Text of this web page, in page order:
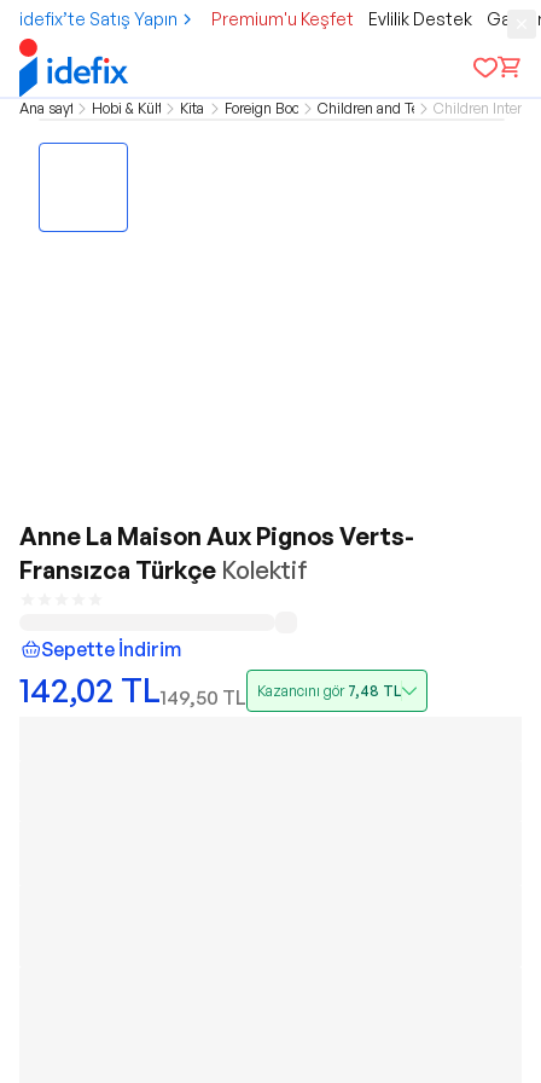
idefix’te Satış Yapın Premium'u Keşfet Evlilik Destek
Ana sayfa Hobi & Kültür Kitap Foreign Books Children and TeenChildren Interest
Anne La Maison Aux Pignos Verts-
Fransızca Türkçe Kolektif
Sepette İndirim
142,02 TL149,50 TL Kazancını gör 7,48 TL